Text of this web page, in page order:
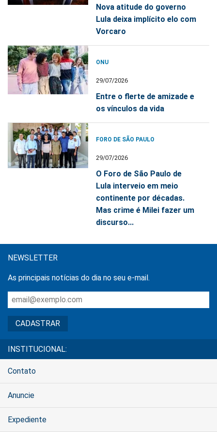
Nova atitude do governo
Lula deixa implícito elo com
Vorcaro
ONU
29/07/2026
Entre o flerte de amizade e
os vínculos da vida
FORO DE SÃO PAULO
29/07/2026
O Foro de São Paulo de
Lula interveio em meio
continente por décadas.
Mas crime é Milei fazer um
discurso...
NEWSLETTER
As principais notícias do dia no seu e-mail.
INSTITUCIONAL:
Contato
Anuncie
Expediente